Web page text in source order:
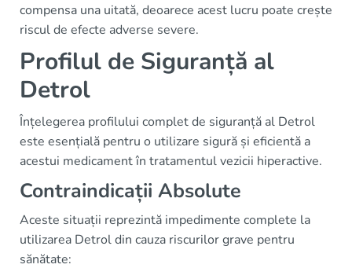
compensa una uitată, deoarece acest lucru poate crește
riscul de efecte adverse severe.
Profilul de Siguranță al
Detrol
Înțelegerea profilului complet de siguranță al Detrol
este esențială pentru o utilizare sigură și eficientă a
acestui medicament în tratamentul vezicii hiperactive.
Contraindicații Absolute
Aceste situații reprezintă impedimente complete la
utilizarea Detrol din cauza riscurilor grave pentru
sănătate: